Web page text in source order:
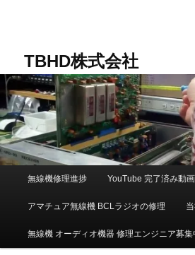
テ
ン
ツ
へ
移
動
TBHD株式会社
ュ
無線機修理進捗 YouTube 完了済み動
アマチュア無線機 BCLラジオの修理
無線機 オーディオ機器 修理エンジニア募集